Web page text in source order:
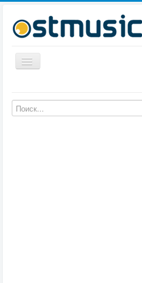
Включить/выключить навигацию
Музыка из мультфильмов